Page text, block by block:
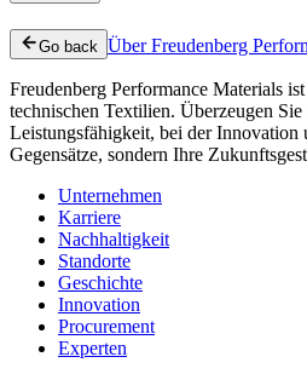
Go back Über Freudenberg
Freudenberg Performance Materials
technischen Textilien. Überzeugen
Leistungsfähigkeit, bei der Innovation
Gegensätze, sondern Ihre
Unternehmen
Karriere
Nachhaltigkeit
Standorte
Geschichte
Innovation
Procurement
Experten